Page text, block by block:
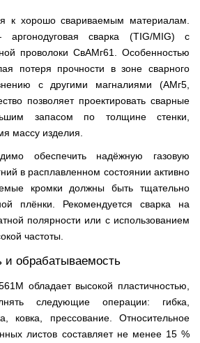
к хорошо свариваемым материалам.
сварка (TIG/MIG) с
проволоки СвАМг61. Особенностью
потеря прочности в зоне сварного
с другими магналиями (АМг5,
позволяет проектировать сварные
запасом по толщине стенки,
массу изделия.
обеспечить надёжную газовую
в расплавленном состоянии активно
кромки должны быть тщательно
плёнки. Рекомендуется сварка на
полярности или с использованием
частоты.
обрабатываемость
обладает высокой пластичностью,
следующие операции: гибка,
ковка, прессование. Относительное
листов составляет не менее 15 %